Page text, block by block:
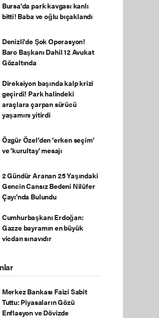
Bursa'da park kavgası kanlı
bitti! Baba ve oğlu bıçaklandı
Denizli'de Şok Operasyon!
Baro Başkanı Dahil 12 Avukat
Gözaltında
Direksiyon başında kalp krizi
geçirdi! Park halindeki
araçlara çarpan sürücü
yaşamını yitirdi
Özgür Özel’den 'erken seçim'
ve 'kurultay' mesajı
2 Gündür Aranan 25 Yaşındaki
Gencin Cansız Bedeni Nilüfer
Çayı'nda Bulundu
Cumhurbaşkanı Erdoğan:
Gazze bayramın en büyük
vicdan sınavıdır
Merkez Bankası Faizi Sabit
Tuttu: Piyasaların Gözü
Enflasyon ve Dövizde